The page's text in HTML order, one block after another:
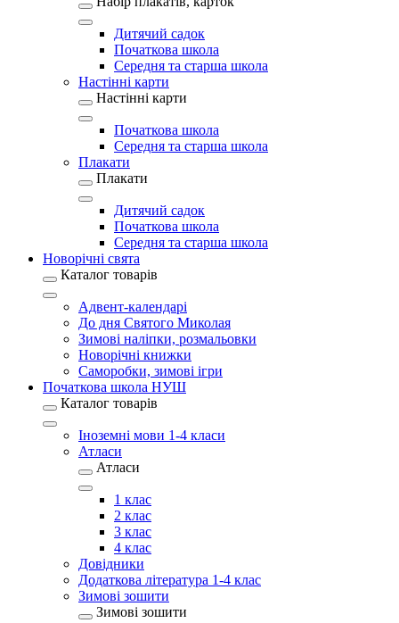
Дитячий садок
Початкова школа
Середня та старша школа
Настінні карти
Настінні карти
Початкова школа
Середня та старша школа
Плакати
Плакати
Дитячий садок
Початкова школа
Середня та старша школа
Новорічні свята
Каталог товарів
Адвент-календарі
До дня Святого Миколая
Зимові наліпки, розмальовки
Новорічні книжки
Саморобки, зимові ігри
Початкова школа НУШ
Каталог товарів
Іноземні мови 1-4 класи
Атласи
Атласи
1 клас
2 клас
3 клас
4 клас
Довідники
Додаткова література 1-4 клас
Зимові зошити
Зимові зошити